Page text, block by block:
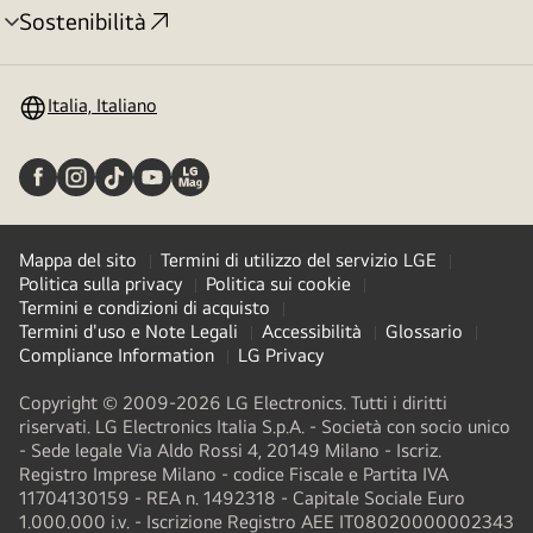
Sostenibilità
Attivazione
Italia, Italiano
Mappa del sito
Termini di utilizzo del servizio LGE
Politica sulla privacy
Politica sui cookie
Termini e condizioni di acquisto
Termini d'uso e Note Legali
Accessibilità
Glossario
Compliance Information
LG Privacy
Copyright © 2009-2026 LG Electronics. Tutti i diritti
riservati. LG Electronics Italia S.p.A. - Società con socio unico
- Sede legale Via Aldo Rossi 4, 20149 Milano - Iscriz.
Registro Imprese Milano - codice Fiscale e Partita IVA
11704130159 - REA n. 1492318 - Capitale Sociale Euro
1.000.000 i.v. - Iscrizione Registro AEE IT08020000002343​